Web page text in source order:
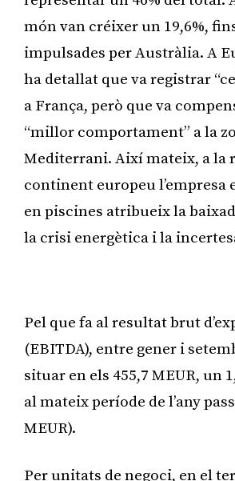
món van créixer un 19,6%,
impulsades per Austràlia. A
ha detallat que va registrar
a França, però que va
“millor comportament” a la
Mediterrani. Així mateix, a la
continent europeu l’empresa
en piscines atribueix la
la crisi energètica i la
Pel que fa al resultat brut
(EBITDA), entre gener i
situar en els 455,7 MEUR, un
al mateix període de l’any
MEUR).
Per unitats de negoci, en el